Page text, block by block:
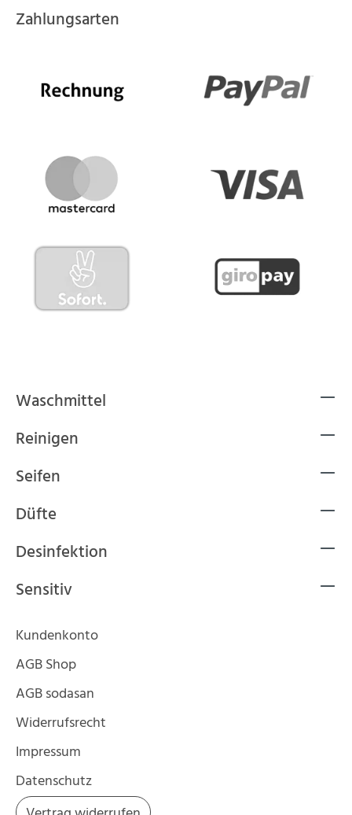
Zahlungsarten
Waschmittel
Reinigen
Seifen
Düfte
Desinfektion
Sensitiv
Kundenkonto
AGB Shop
AGB sodasan
Widerrufsrecht
Impressum
Datenschutz